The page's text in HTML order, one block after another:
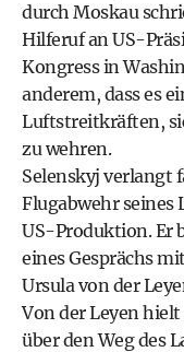
durch Moskau
Hilferuf an US-
Kongress in
anderem, dass es
Luftstreitkräften,
zu wehren.
Selenskyj verlangt
Flugabwehr seines
US-Produktion. Er
eines Gesprächs
Ursula von der
Von der Leyen hielt
über den Weg des